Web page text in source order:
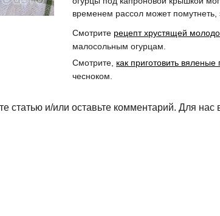
временем рассол может помутнеть,
Смотрите рецепт хрустящей
малосольным огурцам.
Смотрите, как приготовить
чесноком.
статью и/или оставьте комментарий. Для нас